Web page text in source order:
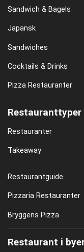
Sandwich & Bagels
Japansk
Sandwiches
Cocktails & Drinks
Pizza Restauranter
Restauranttyper
Restauranter
Takeaway
Restaurantguide
Pizzaria Restauranter
Bryggens Pizza
Restaurant i